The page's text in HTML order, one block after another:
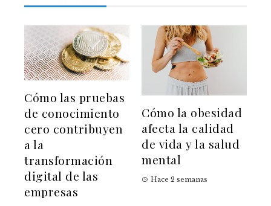
Cómo las pruebas
de conocimiento
cero contribuyen
a la
transformación
digital de las
empresas
Cómo la obesidad
afecta la calidad
de vida y la salud
mental
Hace 2 semanas